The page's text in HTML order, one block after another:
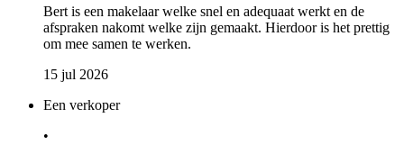
Bert is een makelaar welke snel en adequaat werkt en de
afspraken nakomt welke zijn gemaakt. Hierdoor is het prettig
om mee samen te werken.
15 jul 2026
Een verkoper
•